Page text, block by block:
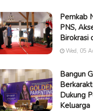
Pemkab
PNS,
Birokrasi
Wed, 05
Bangun
Dukung
Keluarga